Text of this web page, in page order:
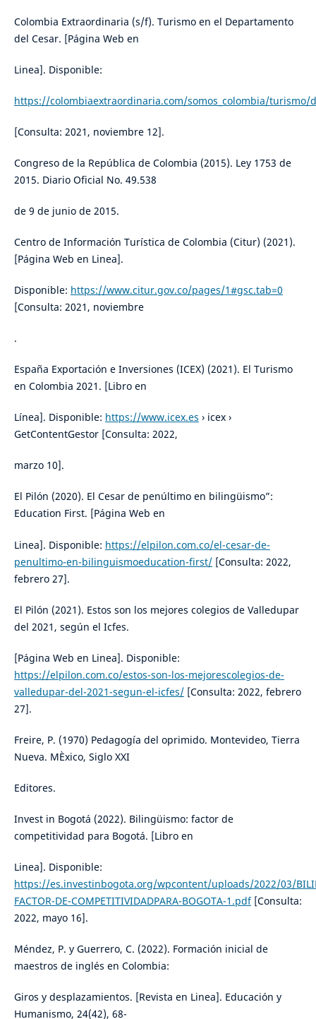
Colombia Extraordinaria (s/f). Turismo en el Departamento
del Cesar. [Página Web en
Linea]. Disponible:
https://colombiaextraordinaria.com/somos_colombia/turismo/
[Consulta: 2021, noviembre 12].
Congreso de la República de Colombia (2015). Ley 1753 de
2015. Diario Oficial No. 49.538
de 9 de junio de 2015.
Centro de Información Turística de Colombia (Citur) (2021).
[Página Web en Linea].
Disponible: https://www.citur.gov.co/pages/1#gsc.tab=0
[Consulta: 2021, noviembre
.
España Exportación e Inversiones (ICEX) (2021). El Turismo
en Colombia 2021. [Libro en
Línea]. Disponible: https://www.icex.es › icex ›
GetContentGestor [Consulta: 2022,
marzo 10].
El Pilón (2020). El Cesar de penúltimo en bilingüismo”:
Education First. [Página Web en
Linea]. Disponible: https://elpilon.com.co/el-cesar-de-
penultimo-en-bilinguismoeducation-first/[Consulta: 2022,
febrero 27].
El Pilón (2021). Estos son los mejores colegios de Valledupar
del 2021, según el Icfes.
[Página Web en Linea]. Disponible:
https://elpilon.com.co/estos-son-los-mejorescolegios-de-
valledupar-del-2021-segun-el-icfes/[Consulta: 2022, febrero
27].
Freire, P. (1970) Pedagogía del oprimido. Montevideo, Tierra
Nueva. MÈxico, Siglo XXI
Editores.
Invest in Bogotá (2022). Bilingüismo: factor de
competitividad para Bogotá. [Libro en
Linea]. Disponible:
https://es.investinbogota.org/wpcontent/uploads/2022/03/
FACTOR-DE-COMPETITIVIDADPARA-BOGOTA-1.pdf[Consulta:
2022, mayo 16].
Méndez, P. y Guerrero, C. (2022). Formación inicial de
maestros de inglés en Colombia:
Giros y desplazamientos. [Revista en Linea]. Educación y
Humanismo, 24(42), 68-